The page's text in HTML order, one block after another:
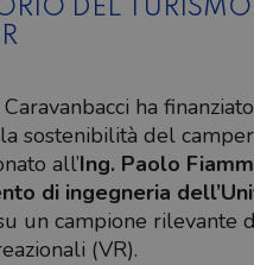
DEL
ha
sostenibilità del
all’Ing. Paolo
di ingegneria
un campione rilevante
(VR).